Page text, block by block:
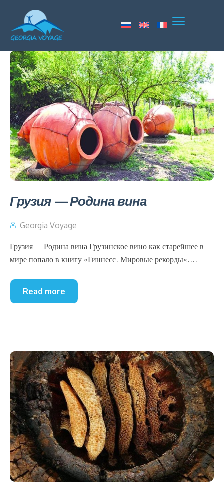
Грузия — Родина вина
Georgia Voyage
Грузия — Родина вина Грузинское вино как старейшее в
мире попало в книгу «Гиннесс. Мировые рекорды«....
Read more